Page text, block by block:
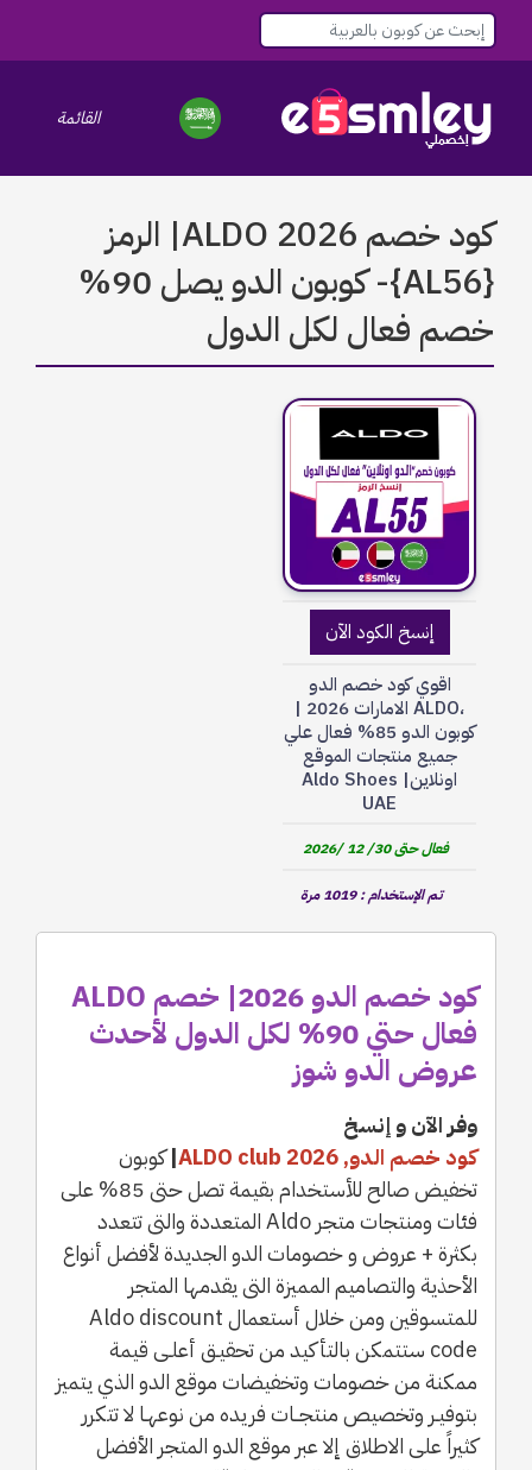
navigation
القائمة
كود خصم ALDO 2026| الرمز
{AL56}- كوبون الدو يصل 90%
خصم فعال لكل الدول
إنسخ الكود الآن
اقوي كود خصم الدو
،ALDO الامارات 2026 |
كوبون الدو 85% فعال علي
جميع منتجات الموقع
اونلاين| Aldo Shoes
UAE
فعال حتى 30/ 12 /2026
تم الإستخدام : 1019 مرة
كود خصم الدو 2026| خصم ALDO
فعال حتي 90% لكل الدول لأحدث
عروض الدو شوز
وفر الآن و إنسخ
كود خصم الدو, ALDO club 2026
|كوبون
تخفيض صالح للأستخدام بقيمة تصل حتى 85% على
فئات ومنتجات متجر Aldo المتعددة والتى تتعدد
بكثرة + عروض و خصومات الدو الجديدة لأفضل أنواع
الأحذية والتصاميم المميزة التى يقدمها المتجر
للمتسوقين ومن خلال أستعمال Aldo discount
code ستتمكن بالتأكيد من تحقيـق أعلـى قيمة
ممكنة من خصومات وتخفيضات موقع الدو الذي يتميز
بتوفيـر وتخصيص منتجــات فريده من نوعهـا لا تتكرر
كثيراً على الاطلاق إلا عبر موقع الدو المتجر الأفضل